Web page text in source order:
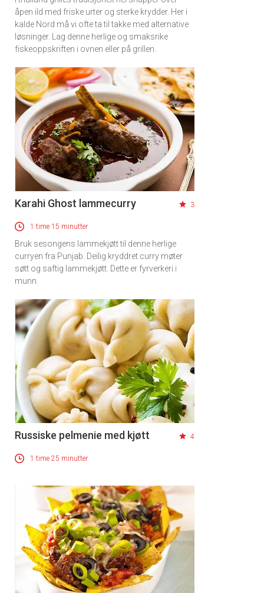
åpen ild med friske urter og sterke krydder. Her i
kalde Nord må vi ofte ta til takke med alternative
løsninger. Lag denne herlige og smaksrike
fiskeoppskriften i ovnen eller på grillen.
Karahi Ghost lammecurry 3
1 time 15 minutter
Bruk sesongens lammekjøtt til denne herlige
curryen fra Punjab. Deilig kryddret curry møter
søtt og saftig lammekjøtt. Dette er fyrverkeri i
munn.
Russiske pelmenie med kjøtt 4
1 time 25 minutter